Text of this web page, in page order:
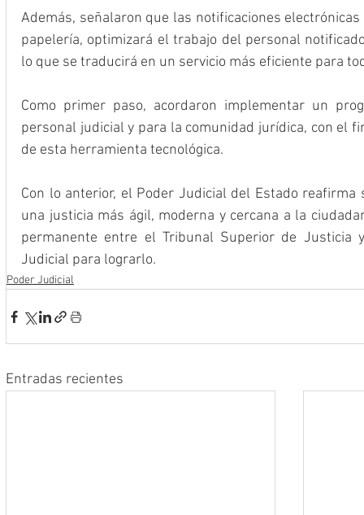
Además, señalaron que las notificaciones
papelería, optimizará el trabajo del personal
lo que se traducirá en un servicio más eficiente para
Como primer paso, acordaron implementar un
personal judicial y para la comunidad jurídica, con el
de esta herramienta tecnológica.
Con lo anterior, el Poder Judicial del Estado
una justicia más ágil, moderna y cercana a la
permanente entre el Tribunal Superior de Justicia
Judicial para lograrlo.
Poder Judicial
Entradas recientes